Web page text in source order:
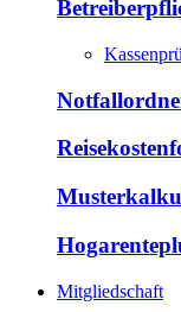
Mitgliedschaft